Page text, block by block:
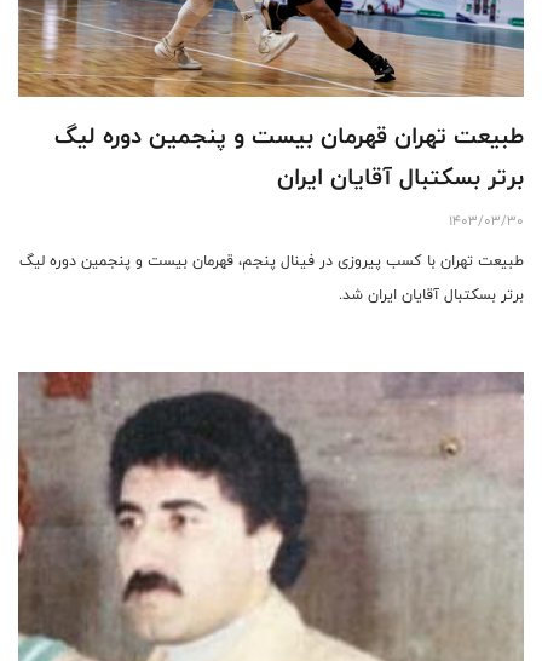
طبیعت تهران قهرمان بیست و پنجمین دوره لیگ
برتر بسکتبال آقایان ایران
1403/03/30
طبیعت تهران با کسب پیروزی در فینال پنجم، قهرمان بیست و پنجمین دوره لیگ
برتر بسکتبال آقایان ایران شد.